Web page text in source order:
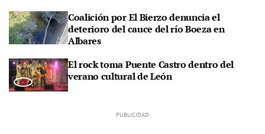
Coalición por El Bierzo denuncia el
deterioro del cauce del río Boeza en
Albares
El rock toma Puente Castro dentro del
verano cultural de León